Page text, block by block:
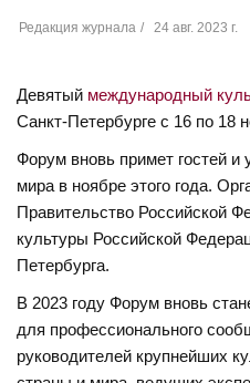
Редакция журнала 24 авг. 2023 г.
Девятый международный
Санкт-Петербурге с 16 по 18
Форум вновь примет гостей и
мира в ноябре этого года.
Правительство Российской
культуры Российской
Петербурга.
В 2023 году Форум вновь
для профессионального
руководителей крупнейших